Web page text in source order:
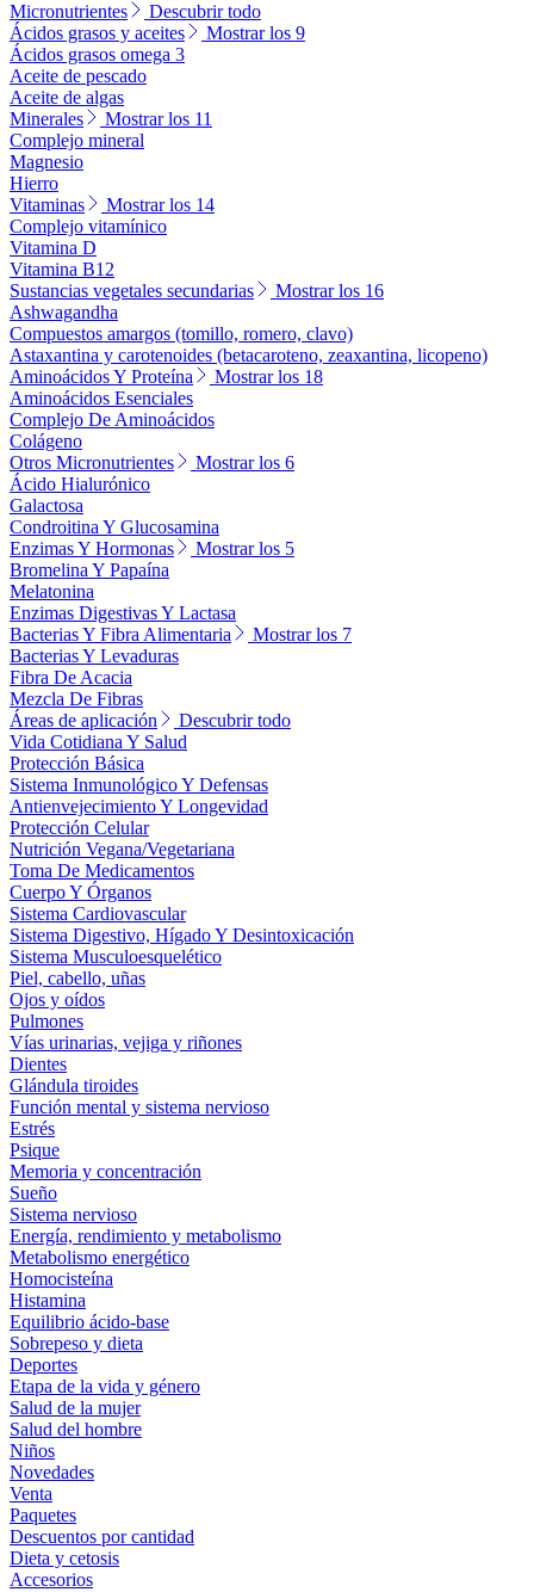
Micronutrientes
Descubrir todo
Ácidos grasos y aceites
Mostrar los 9
Ácidos grasos omega 3
Aceite de pescado
Aceite de algas
Minerales
Mostrar los 11
Complejo mineral
Magnesio
Hierro
Vitaminas
Mostrar los 14
Complejo vitamínico
Vitamina D
Vitamina B12
Sustancias vegetales secundarias
Mostrar los 16
Ashwagandha
Compuestos amargos (tomillo, romero, clavo)
Astaxantina y carotenoides (betacaroteno, zeaxantina, licopeno)
Aminoácidos Y Proteína
Mostrar los 18
Aminoácidos Esenciales
Complejo De Aminoácidos
Colágeno
Otros Micronutrientes
Mostrar los 6
Ácido Hialurónico
Galactosa
Condroitina Y Glucosamina
Enzimas Y Hormonas
Mostrar los 5
Bromelina Y Papaína
Melatonina
Enzimas Digestivas Y Lactasa
Bacterias Y Fibra Alimentaria
Mostrar los 7
Bacterias Y Levaduras
Fibra De Acacia
Mezcla De Fibras
Áreas de aplicación
Descubrir todo
Vida Cotidiana Y Salud
Protección Básica
Sistema Inmunológico Y Defensas
Antienvejecimiento Y Longevidad
Protección Celular
Nutrición Vegana/Vegetariana
Toma De Medicamentos
Cuerpo Y Órganos
Sistema Cardiovascular
Sistema Digestivo, Hígado Y Desintoxicación
Sistema Musculoesquelético
Piel, cabello, uñas
Ojos y oídos
Pulmones
Vías urinarias, vejiga y riñones
Dientes
Glándula tiroides
Función mental y sistema nervioso
Estrés
Psique
Memoria y concentración
Sueño
Sistema nervioso
Energía, rendimiento y metabolismo
Metabolismo energético
Homocisteína
Histamina
Equilibrio ácido-base
Sobrepeso y dieta
Deportes
Etapa de la vida y género
Salud de la mujer
Salud del hombre
Niños
Novedades
Venta
Paquetes
Descuentos por cantidad
Dieta y cetosis
Accesorios